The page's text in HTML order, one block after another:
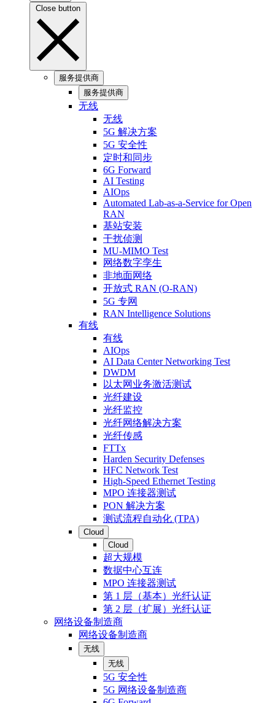
Close button
服务提供商
服务提供商
无线
无线
5G 解决方案
5G 安全性
定时和同步
6G Forward
AI Testing
AIOps
Automated Lab-as-a-Service for Open
RAN
基站安装
干扰侦测
MU-MIMO Test
网络数字孪生
非地面网络
开放式 RAN (O-RAN)
5G 专网
RAN Intelligence Solutions
有线
有线
AIOps
AI Data Center Networking Test
DWDM
以太网业务激活测试
光纤建设
光纤监控
光纤网络解决方案
光纤传感
FTTx
Harden Security Defenses
HFC Network Test
High-Speed Ethernet Testing
MPO 连接器测试
PON 解决方案
测试流程自动化 (TPA)
Cloud
Cloud
超大规模
数据中心互连
MPO 连接器测试
第 1 层（基本）光纤认证
第 2 层（扩展）光纤认证
网络设备制造商
网络设备制造商
无线
无线
5G 安全性
5G 网络设备制造商